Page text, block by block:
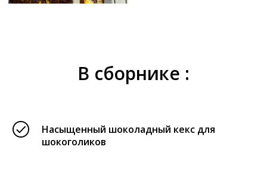
В сборнике :
Насыщенный шоколадный кекс для
шокоголиков